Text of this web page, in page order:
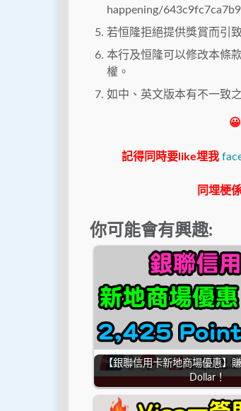
happening/
若恒隆拒絕提供獎賞而引
本行及恒隆可以修改本條
權。
如中、英文版本有不一致
記得同時要like埋我
同埋梗
你可能會有興趣:
【銀聯信用卡新地商場優惠】
Dollar！